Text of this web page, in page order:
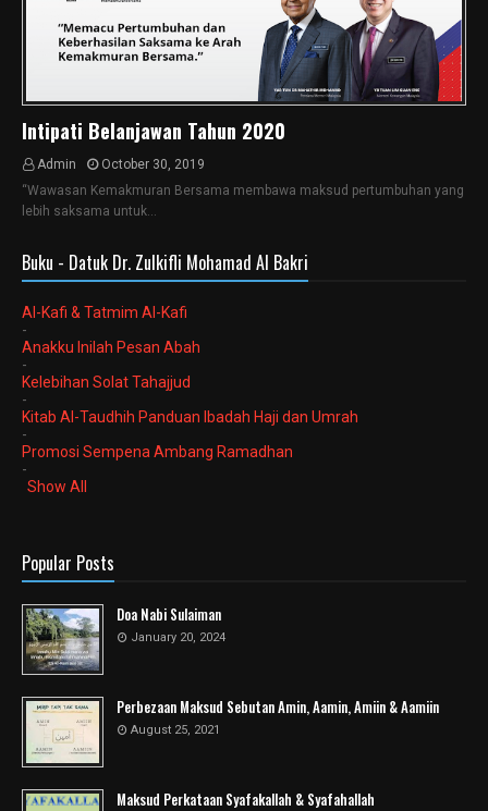
Intipati Belanjawan Tahun 2020
Admin
October 30, 2019
“Wawasan Kemakmuran Bersama membawa maksud pertumbuhan yang
lebih saksama untuk…
Buku - Datuk Dr. Zulkifli Mohamad Al Bakri
Al-Kafi & Tatmim Al-Kafi
-
Anakku Inilah Pesan Abah
-
Kelebihan Solat Tahajjud
-
Kitab Al-Taudhih Panduan Ibadah Haji dan Umrah
-
Promosi Sempena Ambang Ramadhan
-
Show All
Popular Posts
Doa Nabi Sulaiman
January 20, 2024
Perbezaan Maksud Sebutan Amin, Aamin, Amiin & Aamiin
August 25, 2021
Maksud Perkataan Syafakallah & Syafahallah